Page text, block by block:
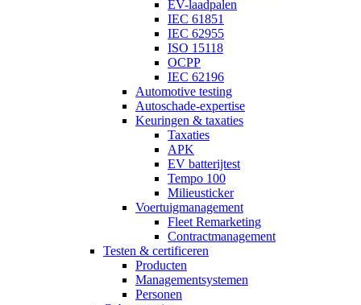
EV-laadpalen
IEC 61851
IEC 62955
ISO 15118
OCPP
IEC 62196
Automotive testing
Autoschade-expertise
Keuringen & taxaties
Taxaties
APK
EV batterijtest
Tempo 100
Milieusticker
Voertuigmanagement
Fleet Remarketing
Contractmanagement
Testen & certificeren
Producten
Managementsystemen
Personen